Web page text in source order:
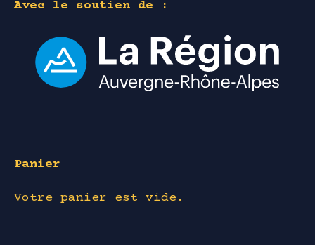
Avec le soutien de :
Panier
Votre panier est vide.